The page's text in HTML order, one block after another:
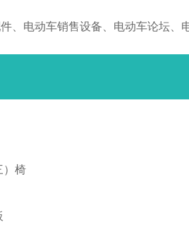
、电动车销售设备、电动车论坛
）椅